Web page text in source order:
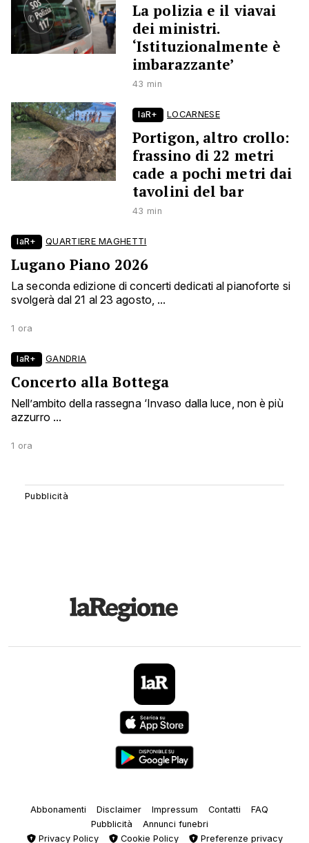
La polizia e il viavai
dei ministri.
‘Istituzionalmente è
imbarazzante’
43 min
laR+ LOCARNESE
Portigon, altro crollo:
frassino di 22 metri
cade a pochi metri dai
tavolini del bar
43 min
laR+ QUARTIERE MAGHETTI
Lugano Piano 2026
La seconda edizione di concerti dedicati al pianoforte si
svolgerà dal 21 al 23 agosto, ...
1 ora
laR+ GANDRIA
Concerto alla Bottega
Nell’ambito della rassegna ‘Invaso dalla luce, non è più
azzurro ...
1 ora
Abbonamenti Disclaimer Impressum Contatti
FAQ
Pubblicità
Annunci funebri
Privacy Policy
Cookie Policy Preferenze privacy